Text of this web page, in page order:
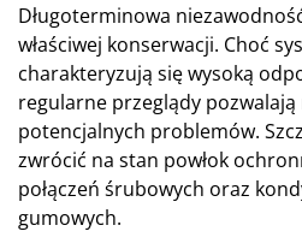
Długoterminowa
właściwej konserwacji. Choć
charakteryzują się wysoką
regularne przeglądy pozwalają
potencjalnych problemów.
zwrócić na stan powłok
połączeń śrubowych oraz
gumowych.